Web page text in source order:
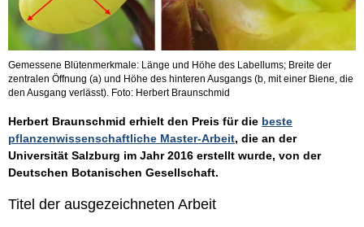
Gemessene Blütenmerkmale: Länge und Höhe des Labellums; Breite der
zentralen Öffnung (a) und Höhe des hinteren Ausgangs (b, mit einer Biene, die
den Ausgang verlässt). Foto: Herbert Braunschmid
Herbert Braunschmid erhielt den Preis für die beste
pflanzenwissenschaftliche Master-Arbeit, die an der
Universität Salzburg im Jahr 2016 erstellt wurde, von der
Deutschen Botanischen Gesellschaft.
Titel der ausgezeichneten Arbeit